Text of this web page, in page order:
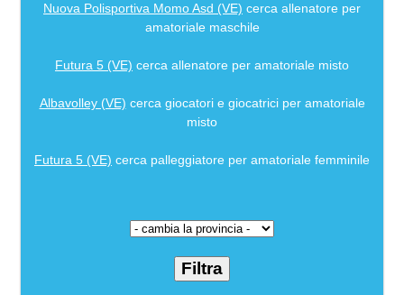
Nuova Polisportiva Momo Asd (VE) cerca allenatore per
amatoriale maschile
Futura 5 (VE) cerca allenatore per amatoriale misto
Albavolley (VE) cerca giocatori e giocatrici per amatoriale
misto
Futura 5 (VE) cerca palleggiatore per amatoriale femminile